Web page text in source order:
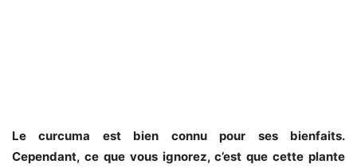
Le curcuma est bien connu pour ses bienfaits.
Cependant, ce que vous ignorez, c’est que cette plante